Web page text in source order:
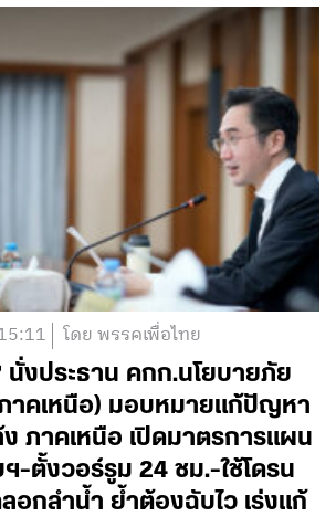
โดย พรรคเพื่อไทย
นั่งประธาน คกก.นโยบายภัย
าคเหนือ) มอบหมายแก้ปัญหา
ภาคเหนือ เปิดมาตรการแผน
-ตั้งวอร์รูม 24 ชม.-ใช้โดรน
อกลำน้ำ ย้ำต้องฉับไว เร่งแก้